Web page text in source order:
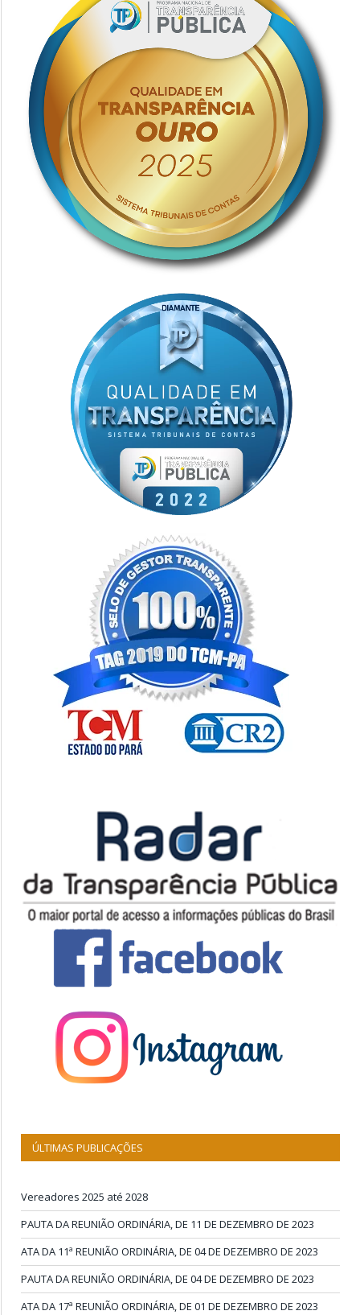
ÚLTIMAS PUBLICAÇÕES
Vereadores 2025 até 2028
PAUTA DA REUNIÃO ORDINÁRIA, DE 11 DE DEZEMBRO DE 2023
ATA DA 11ª REUNIÃO ORDINÁRIA, DE 04 DE DEZEMBRO DE 2023
PAUTA DA REUNIÃO ORDINÁRIA, DE 04 DE DEZEMBRO DE 2023
ATA DA 17ª REUNIÃO ORDINÁRIA, DE 01 DE DEZEMBRO DE 2023